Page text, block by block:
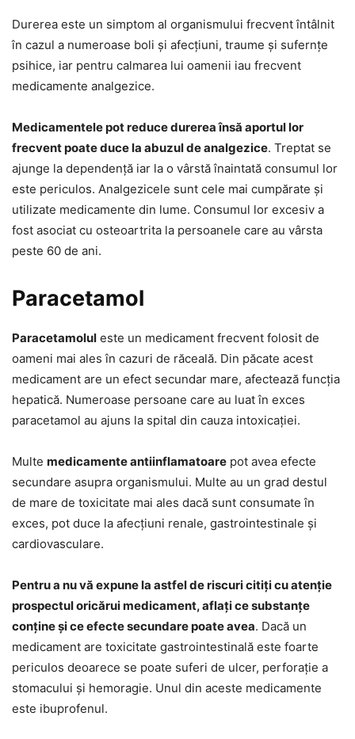
Durerea este un simptom al organismului frecvent întâlnit
în cazul a numeroase boli și afecțiuni, traume și sufernțe
psihice, iar pentru calmarea lui oamenii iau frecvent
medicamente analgezice.
Medicamentele pot reduce durerea însă aportul lor
frecvent poate duce la abuzul de analgezice. Treptat se
ajunge la dependență iar la o vârstă înaintată consumul lor
este periculos. Analgezicele sunt cele mai cumpărate și
utilizate medicamente din lume. Consumul lor excesiv a
fost asociat cu osteoartrita la persoanele care au vârsta
peste 60 de ani.
Paracetamol
Paracetamolul este un medicament frecvent folosit de
oameni mai ales în cazuri de răceală. Din păcate acest
medicament are un efect secundar mare, afectează funcția
hepatică. Numeroase persoane care au luat în exces
paracetamol au ajuns la spital din cauza intoxicației.
Multe medicamente antiinflamatoare pot avea efecte
secundare asupra organismului. Multe au un grad destul
de mare de toxicitate mai ales dacă sunt consumate în
exces, pot duce la afecțiuni renale, gastrointestinale și
cardiovasculare.
Pentru a nu vă expune la astfel de riscuri citiți cu atenție
prospectul oricărui medicament, aflați ce substanțe
conține și ce efecte secundare poate avea. Dacă un
medicament are toxicitate gastrointestinală este foarte
periculos deoarece se poate suferi de ulcer, perforație a
stomacului și hemoragie. Unul din aceste medicamente
este ibuprofenul.